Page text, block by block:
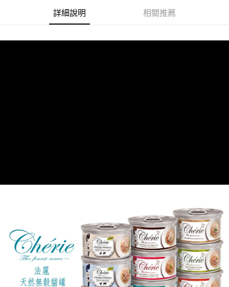
【全家】取貨1500免運
每筆NT$60，滿NT$1,500(含以上)免運費
詳細說明 相關推薦